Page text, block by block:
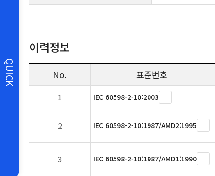
QUICK
이력정보
No. 표준번호
1 IEC 60598-2-10:2003
2 IEC 60598-2-10:1987/AMD2:1995
3 IEC 60598-2-10:1987/AMD1:1990